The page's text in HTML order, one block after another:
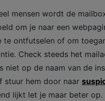
mensen wordt de
om je naar een
te ontfutselen of om
Check steeds het
niet op de naam van de
stuur hem door naar
lijkt let je maar beter